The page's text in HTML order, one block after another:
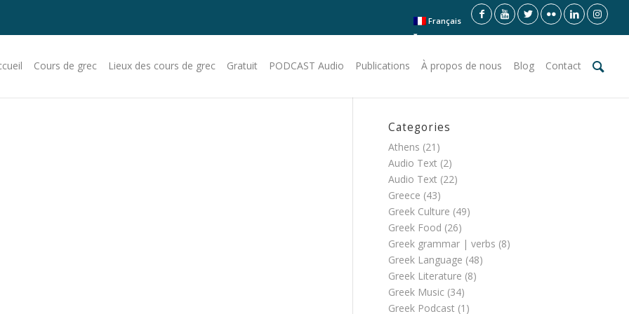
Français
Cours de grec Lieux des cours de grec Gratuit PODCAST Audio Publications À propos de nous Blog Contact
Categories
Athens (21)
Audio Text (2)
Audio Text (22)
Greece (43)
Greek Culture (49)
Greek Food (26)
Greek grammar | verbs (8)
Greek Language (48)
Greek Literature (8)
Greek Music (34)
Greek Podcast (1)